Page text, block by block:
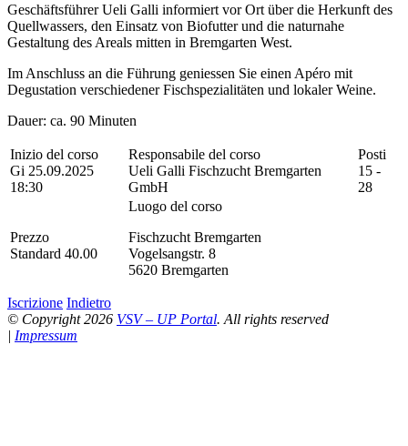
Geschäftsführer Ueli Galli informiert vor Ort über die Herkunft des
Quellwassers, den Einsatz von Biofutter und die naturnahe
Gestaltung des Areals mitten in Bremgarten West.
Im Anschluss an die Führung geniessen Sie einen Apéro mit
Degustation verschiedener Fischspezialitäten und lokaler Weine.
Dauer: ca. 90 Minuten
Inizio del corso
Gi 25.09.2025
18:30
Responsabile del corso
Ueli Galli Fischzucht Bremgarten
GmbH
Posti
15 -
28
Prezzo
Standard 40.00
Luogo del corso
Fischzucht Bremgarten
Vogelsangstr. 8
5620 Bremgarten
Iscrizione Indietro
© Copyright 2026 VSV – UP Portal. All rights reserved
| Impressum